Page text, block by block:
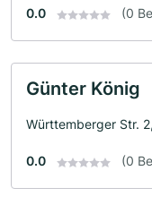
0.0 (0
Günter König
Württemberger Str.
0.0 (0